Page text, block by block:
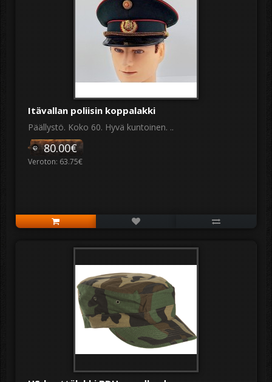
Itävallan poliisin koppalakki
Päällystö. Koko 60. Hyvä kuntoinen. ..
80.00€
Veroton: 63.75€